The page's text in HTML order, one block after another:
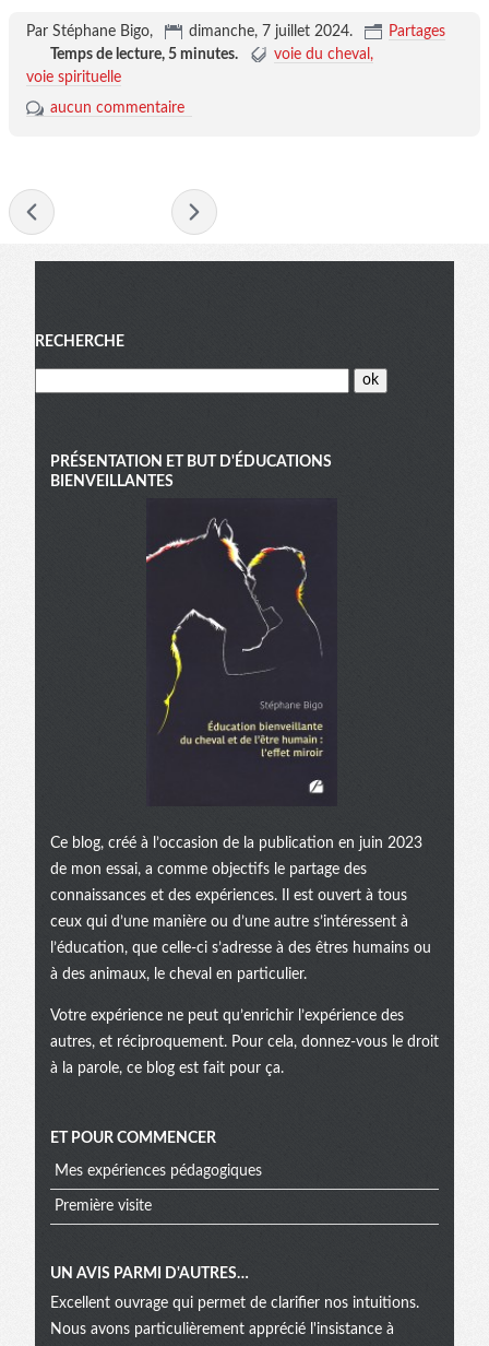
Par Stéphane Bigo, dimanche, 7 juillet 2024.
Partages
Temps de lecture, 5 minutes.
voie du cheval
voie spirituelle
aucun commentaire
Menu
RECHERCHE
PRÉSENTATION ET BUT D'ÉDUCATIONS
BIENVEILLANTES
Ce blog, créé à l’occasion de la publication en juin 2023
de mon essai, a comme objectifs le partage des
connaissances et des expériences. Il est ouvert à tous
ceux qui d’une manière ou d’une autre s’intéressent à
l’éducation, que celle-ci s’adresse à des êtres humains ou
à des animaux, le cheval en particulier.
Votre expérience ne peut qu’enrichir l’expérience des
autres, et réciproquement. Pour cela, donnez-vous le droit
à la parole, ce blog est fait pour ça.
ET POUR COMMENCER
Mes expériences pédagogiques
Première visite
UN AVIS PARMI D'AUTRES…
Excellent ouvrage qui permet de clarifier nos intuitions.
Nous avons particulièrement apprécié l'insistance à